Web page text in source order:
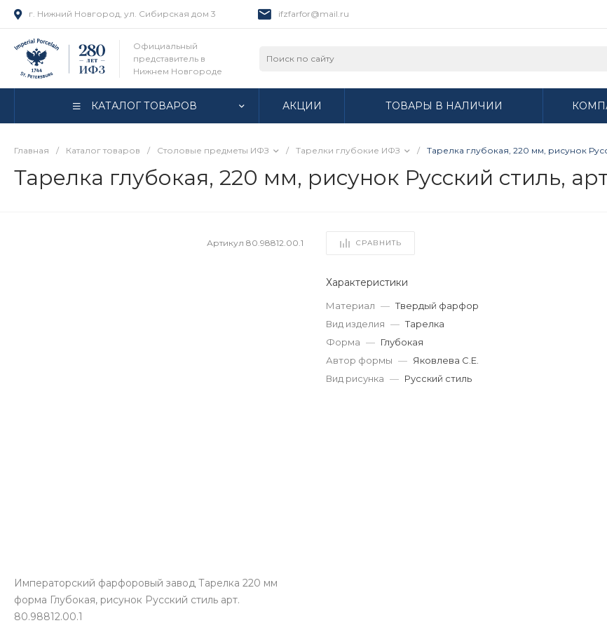
г. Нижний Новгород, ул. Сибирская дом 3 ifzfarfor@mail.ru
Официальный
представитель в
Нижнем Новгороде
КАТАЛОГ ТОВАРОВ АКЦИИ ТОВАРЫ В НАЛИЧИИ
Главная / Каталог товаров / Столовые предметы ИФЗ / Тарелки глубокие ИФЗ / Тарелка глубокая, 220 мм, рисунок
Тарелка глубокая, 220 мм, рисунок Русский стиль,
Артикул80.98812.00.1 СРАВНИТЬ
Императорский фарфоровый завод Тарелка 220 мм
форма Глубокая, рисунок Русский стиль арт.
80.98812.00.1
Характеристики
Материал — Твердый фарфор
Вид изделия — Тарелка
Форма — Глубокая
Автор формы — Яковлева С.Е.
Вид рисунка — Русский стиль